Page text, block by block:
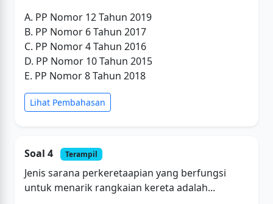
A. PP Nomor 12 Tahun 2019
B. PP Nomor 6 Tahun 2017
C. PP Nomor 4 Tahun 2016
D. PP Nomor 10 Tahun 2015
E. PP Nomor 8 Tahun 2018
Lihat Pembahasan
Soal 4 Terampil
Jenis sarana perkeretaapian yang berfungsi
untuk menarik rangkaian kereta adalah...